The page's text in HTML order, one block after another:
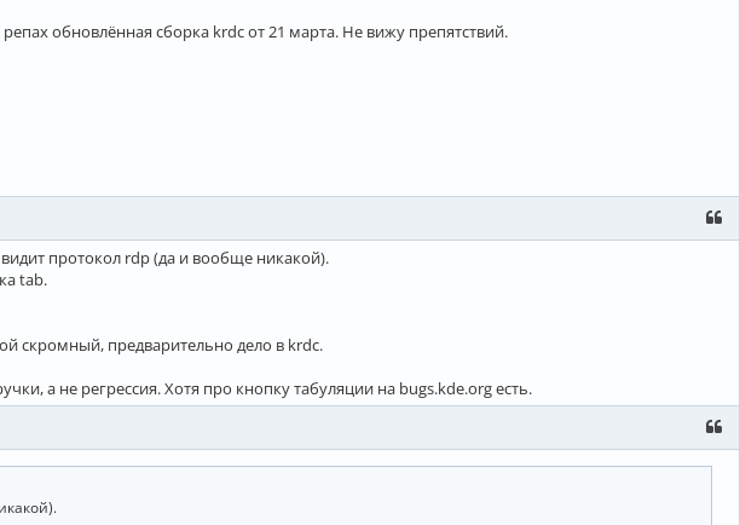
обновлённая сборка krdc от 21 марта. Не вижу препятствий.
протокол rdp (да и вообще никакой).
tab.
скромный, предварительно дело в krdc.
а не регрессия. Хотя про кнопку табуляции на bugs.kde.org есть.